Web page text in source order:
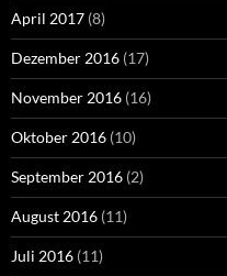
April 2017 (8)
Dezember 2016 (17)
November 2016 (16)
Oktober 2016 (10)
September 2016 (2)
August 2016 (11)
Juli 2016 (11)